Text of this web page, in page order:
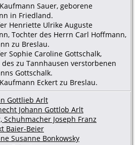
Sauer, geborene
in Friedland.
Henriette Ulrike Auguste
Tochter des Herrn Carl Hoffmann,
zu Breslau.
Sophie Caroline Gottschalk,
des zu Tannhausen verstorbenen
Gottschalk.
Eckert zu Breslau.
Gottlieb Arlt
Johann Gottlob Arlt
Schuhmacher Joseph Franz
Baier-Beier
Susanne Bonkowsky